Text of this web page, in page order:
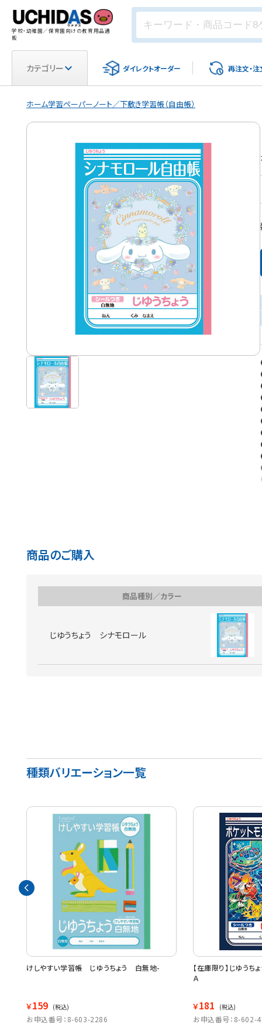
学校・幼稚園／保育園向けの教育用品通
販
カテゴリー ダイレクトオーダー 再注文・注
ホーム学習ペーパーノート／下敷き学習帳（自由帳）
商品のご購入
商品種別／カラー
じゆうちょう シナモロール
種類バリエーション一覧
けしやすい学習帳 じゆうちょう 白無地-
￥159 (税込)
お申込番号：8-603-2286
【在庫限り】じゆう
Ａ
￥181 (税込)
お申込番号：8-602-